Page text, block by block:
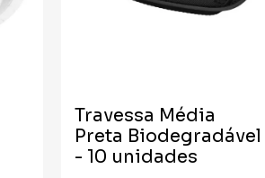
Travessa Média
Preta Biodegradável
- 10 unidades